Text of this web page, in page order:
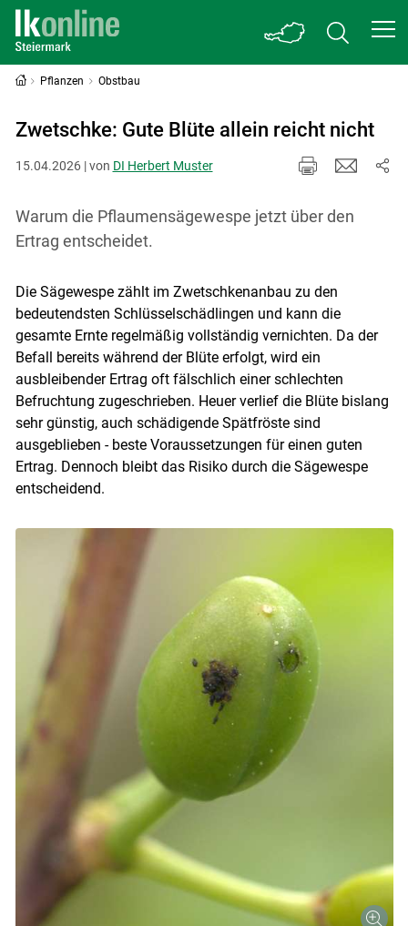
Pflanzen Obstbau
Zwetschke: Gute Blüte allein reicht nicht
15.04.2026 | von DI Herbert Muster
Warum die Pflaumensägewespe jetzt über den
Ertrag entscheidet.
Die Sägewespe zählt im Zwetschkenanbau zu den
bedeutendsten Schlüsselschädlingen und kann die
gesamte Ernte regelmäßig vollständig vernichten. Da der
Befall bereits während der Blüte erfolgt, wird ein
ausbleibender Ertrag oft fälschlich einer schlechten
Befruchtung zugeschrieben. Heuer verlief die Blüte bislang
sehr günstig, auch schädigende Spätfröste sind
ausgeblieben - beste Voraussetzungen für einen guten
Ertrag. Dennoch bleibt das Risiko durch die Sägewespe
entscheidend.